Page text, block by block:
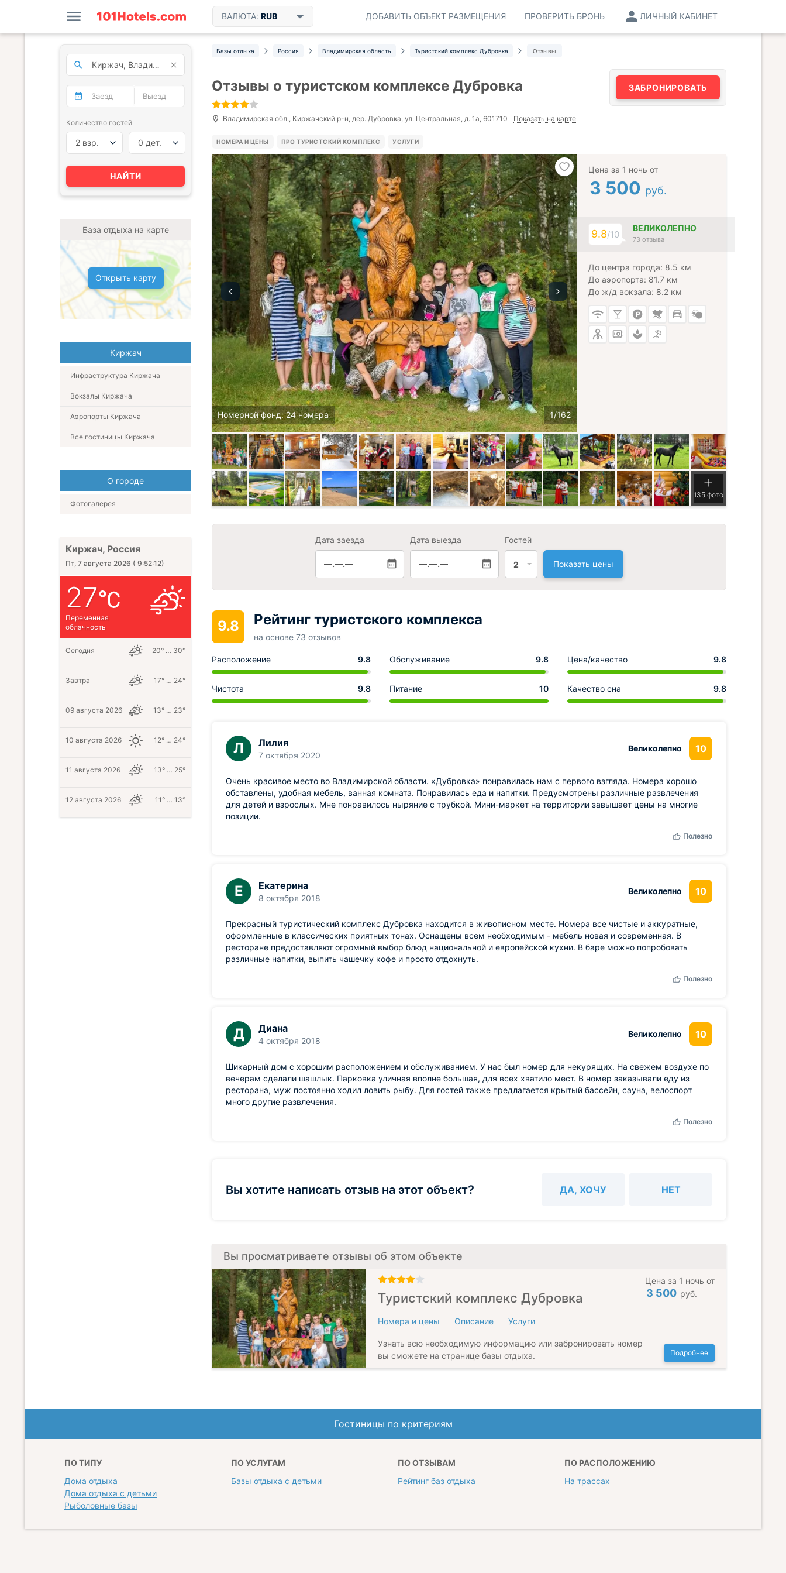
ВАЛЮТА: RUB ЛИЧНЫЙ КАБИНЕТ
ПРОВЕРИТЬ БРОНЬ
ДОБАВИТЬ ОБЪЕКТ РАЗМЕЩЕНИЯ
Базы отдыха Россия Владимирская область Туристский комплекс Дубровка Отзывы
Отзывы о туристском комплексе Дубровка
Владимирская обл., Киржачский р-н, дер. Дубровка, ул. Центральная, д. 1а, 601710 Показать на карте
ЗАБРОНИРОВАТЬ
НОМЕРА И ЦЕНЫ ПРО ТУРИСТСКИЙ КОМПЛЕКС УСЛУГИ
Номерной фонд: 24 номера
Цена за 1 ночь от
3 500 руб.
9.8/10
ВЕЛИКОЛЕПНО
73 отзыва
До центра города: 8.5 км
До аэропорта: 81.7 км
До ж/д вокзала: 8.2 км
135 фото
Дата заезда
—.—.—
Дата выезда
—.—.—
Гостей
2 Показать цены
9.8 Рейтинг туристского комплекса
на основе 73 отзывов
Расположение 9.8 Обслуживание 9.8 Цена/качество 9.8
Чистота 9.8 Питание 10 Качество сна 9.8
Л Лилия
7 октября 2020
Великолепно 10
Очень красивое место во Владимирской области. «Дубровка» понравилась нам с первого взгляда. Номера хорошо
обставлены, удобная мебель, ванная комната. Понравилась еда и напитки. Предусмотрены различные развлечения
для детей и взрослых. Мне понравилось ныряние с трубкой. Мини-маркет на территории завышает цены на многие
позиции.
Полезно
Е Екатерина
8 октября 2018
Великолепно 10
Прекрасный туристический комплекс Дубровка находится в живописном месте. Номера все чистые и аккуратные,
оформленные в классических приятных тонах. Оснащены всем необходимым - мебель новая и современная. В
ресторане предоставляют огромный выбор блюд национальной и европейской кухни. В баре можно попробовать
различные напитки, выпить чашечку кофе и просто отдохнуть.
Полезно
Д Диана
4 октября 2018
Великолепно 10
Шикарный дом с хорошим расположением и обслуживанием. У нас был номер для некурящих. На свежем воздухе по
вечерам сделали шашлык. Парковка уличная вполне большая, для всех хватило мест. В номер заказывали еду из
ресторана, муж постоянно ходил ловить рыбу. Для гостей также предлагается крытый бассейн, сауна, велоспорт
много другие развлечения.
Полезно
Вы хотите написать отзыв на этот объект? ДА, ХОЧУ НЕТ
Вы просматриваете отзывы об этом объекте
Цена за 1 ночь от
3 500 руб.
Туристский комплекс Дубровка
Номера и цены Описание Услуги
Узнать всю необходимую информацию или забронировать номер
вы сможете на странице базы отдыха.
Подробнее
Количество гостей
2 взр. 0 дет.
НАЙТИ
База отдыха на карте
Открыть карту
Киржач
Инфраструктура Киржача
Вокзалы Киржача
Аэропорты Киржача
Все гостиницы Киржача
О городе
Фотогалерея
Киржач, Россия
Пт, 7 августа 2026 ( 9:52:13)
27
Переменная
облачность
Сегодня 20° … 30°
Завтра 17° … 24°
09 августа 2026 13° … 23°
10 августа 2026 12° … 24°
11 августа 2026 13° … 25°
12 августа 2026 11° … 13°
Гостиницы по критериям
ПО ТИПУ
Дома отдыха
Дома отдыха с детьми
Рыболовные базы
ПО УСЛУГАМ
Базы отдыха с детьми
ПО ОТЗЫВАМ
Рейтинг баз отдыха
ПО РАСПОЛОЖЕНИЮ
На трассах